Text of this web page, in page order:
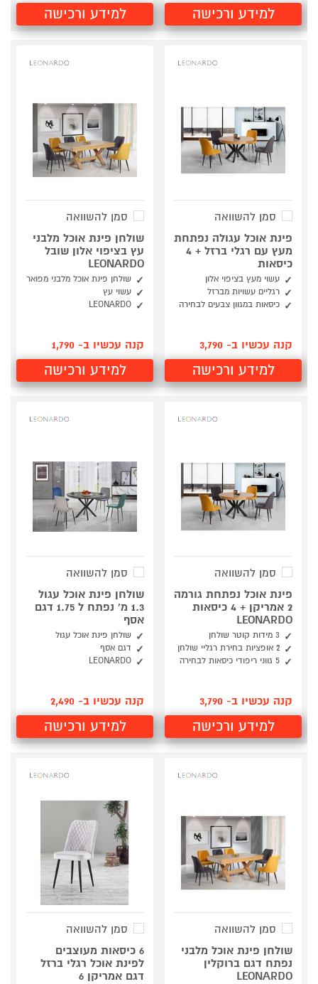
למידע ורכישה למידע ורכישה
סמן להשוואה
פינת אוכל עגולה נפתחת
מעץ עם רגלי ברזל + 4
כיסאות
עשוי מעץ בציפוי אלון
רגליים עשויות מברזל
כיסאות במגוון צבעים לבחירה
קנה עכשיו ב- 3,790
למידע ורכישה
סמן להשוואה
שולחן פינת אוכל מלבני
עץ בציפוי אלון שובל
LEONARDO
שולחן פינת אוכל מלבני מפואר
עשוי עץ
LEONARDO
קנה עכשיו ב- 1,790
למידע ורכישה
סמן להשוואה
פינת אוכל נפתחת גורמה
2 אמריקן + 4 כיסאות
LEONARDO
3 מידות קוטר שולחן
2 אופציות בחירת רגליי שולחן
5 גווני ריפודי כיסאות לבחירה
קנה עכשיו ב- 3,790
למידע ורכישה
סמן להשוואה
שולחן פינת אוכל עגול
1.3 מ' נפתח ל 1.75 דגם
אסף
שולחן פינת אוכל עגול
דגם אסף
LEONARDO
קנה עכשיו ב- 2,490
למידע ורכישה
סמן להשוואה
שולחן פינת אוכל מלבני
נפתח דגם ברוקלין
LEONARDO
סמן להשוואה
6 כיסאות מעוצבים
לפינת אוכל רגלי ברזל
דגם אמריקן 6